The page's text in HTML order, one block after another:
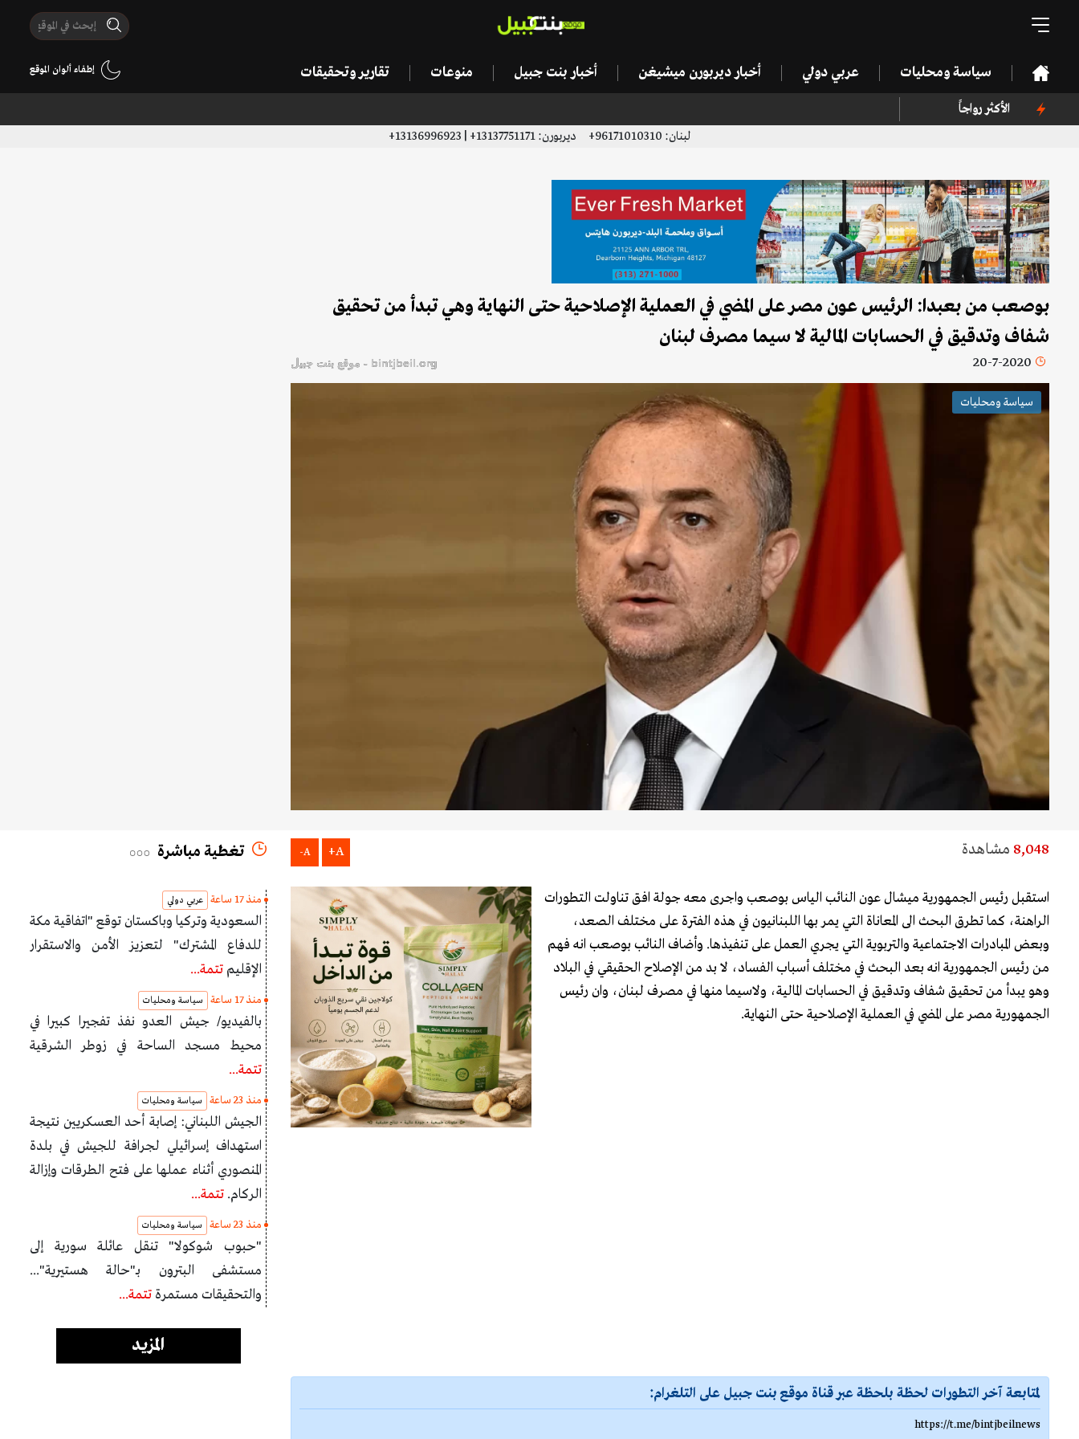
سياسة ومحليات عربي دولي أخبار ديربورن ميشيغن أخبار بنت جبيل منوعات تقارير وتحقيقات إطفاء ألوان الموقع
الأكثر رواجاً
لبنان: 96171010310+ ديربورن: 13137751171+ | 13136996923+
بوصعب من بعبدا: الرئيس عون مصر على المضي في العملية الإصلاحية حتى النهاية وهي تبدأ من تحقيق
شفاف وتدقيق في الحسابات المالية لا سيما مصرف لبنان
20-7-2020 bintjbeil.org - موقع بنت جبيل
سياسة ومحليات
8,048 مشاهدة A+
A-
استقبل رئيس الجمهورية ميشال عون النائب الياس بوصعب واجرى معه جولة افق تناولت التطورات
الراهنة، كما تطرق البحث الى المعاناة التي يمر بها اللبنانيون في هذه الفترة على مختلف الصعد،
وبعض المبادرات الاجتماعية والتربوية التي يجري العمل على تنفيذها. وأضاف النائب بوصعب انه فهم
من رئيس الجمهورية انه بعد البحث في مختلف أسباب الفساد، لا بد من الإصلاح الحقيقي في البلاد
وهو يبدأ من تحقيق شفاف وتدقيق في الحسابات المالية، ولاسيما منها في مصرف لبنان، وان رئيس
الجمهورية مصر على المضي في العملية الإصلاحية حتى النهاية.
لمتابعة آخر التطورات لحظة بلحظة عبر قناة موقع بنت جبيل على التلغرام:
https://t.me/bintjbeilnews
تغطية مباشرة
منذ 17 ساعة عربي دولي
السعودية وتركيا وباكستان توقع "اتفاقية مكة
للدفاع المشترك" لتعزيز الأمن والاستقرار
الإقليم تتمة...
منذ 17 ساعة سياسة ومحليات
بالفيديو/ جيش العدو نفذ تفجيرا كبيرا في
محيط مسجد الساحة في زوطر الشرقية
تتمة...
منذ 23 ساعة سياسة ومحليات
الجيش اللبناني: إصابة أحد العسكريين نتيجة
استهداف إسرائيلي لجرافة للجيش في بلدة
المنصوري أثناء عملها على فتح الطرقات وإزالة
الركام. تتمة...
منذ 23 ساعة سياسة ومحليات
"حبوب شوكولا" تنقل عائلة سورية إلى
مستشفى البترون بـ"حالة هستيرية"...
والتحقيقات مستمرة تتمة...
المزيد